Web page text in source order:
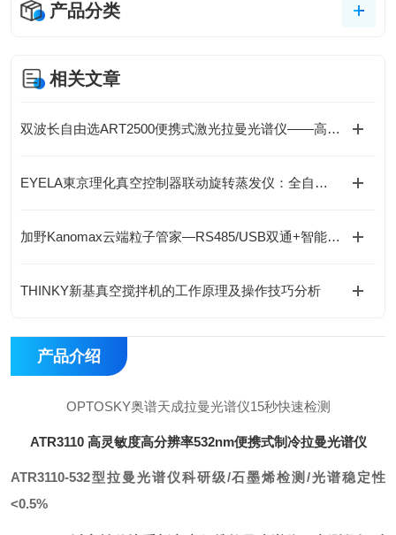
产品分类
相关文章
双波长自由选ART2500便携式激光拉曼光谱仪——高灵敏度·无损检测·
EYELA東京理化真空控制器联动旋转蒸发仪：全自动梯度减压与沸点追踪技术“
加野Kanomax云端粒子管家—RS485/USB双通+智能分析软件，数据掌控！
THINKY新基真空搅拌机的工作原理及操作技巧分析
产品介绍
OPTOSKY奥谱天成拉曼光谱仪15秒快速检测
ATR3110 高灵敏度高分辨率532nm便携式制冷拉曼光谱仪
ATR3110-532型拉曼光谱仪科研级/石墨烯检测/光谱稳定性
<0.5%